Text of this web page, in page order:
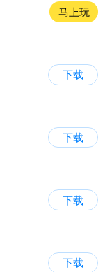
马上玩
下载
下载
下载
下载